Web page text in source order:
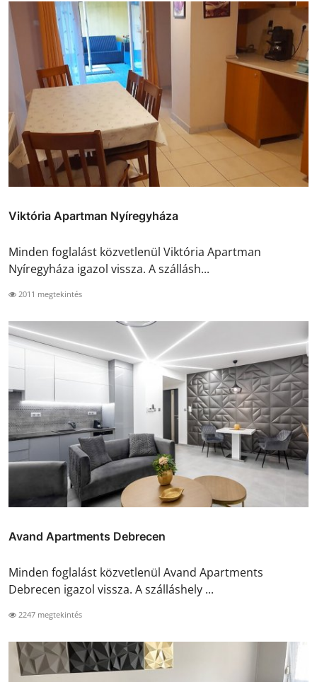
Viktória Apartman Nyíregyháza
Minden foglalást közvetlenül Viktória Apartman
Nyíregyháza igazol vissza. A szállásh...
2011 megtekintés
Avand Apartments Debrecen
Minden foglalást közvetlenül Avand Apartments
Debrecen igazol vissza. A szálláshely ...
2247 megtekintés